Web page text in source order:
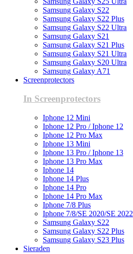
Samsung Galaxy S22
Samsung Galaxy S22 Plus
Samsung Galaxy S22 Ultra
Samsung Galaxy S21
Samsung Galaxy S21 Plus
Samsung Galaxy S21 Ultra
Samsung Galaxy S20 Ultra
Samsung Galaxy A71
Screenprotectors
In Screenprotectors
Iphone 12 Mini
Iphone 12 Pro / Iphone 12
Iphone 12 Pro Max
Iphone 13 Mini
Iphone 13 Pro / Iphone 13
Iphone 13 Pro Max
Iphone 14
Iphone 14 Plus
Iphone 14 Pro
Iphone 14 Pro Max
Iphone 7/8 Plus
Iphone 7/8/SE 2020/SE 2022
Samsung Galaxy S22
Samsung Galaxy S22 Plus
Samsung Galaxy S23 Plus
Sieraden